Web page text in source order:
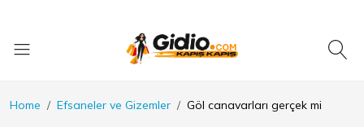
Home Efsaneler ve Gizemler Göl canavarları gerçek mi